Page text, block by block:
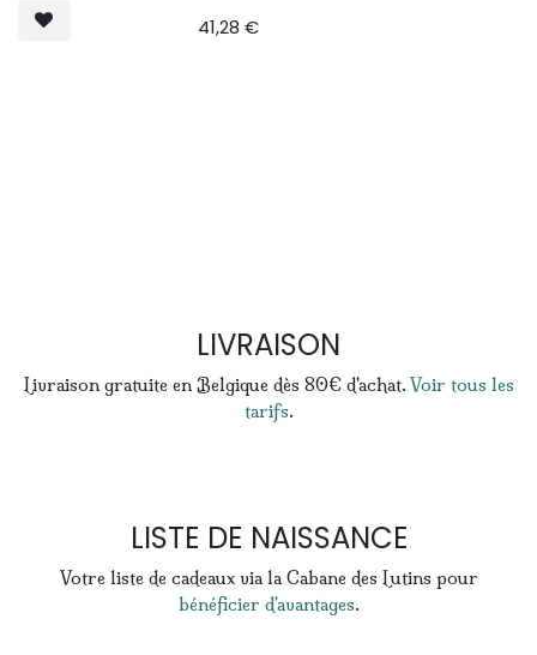
41,28 €
LIVRAISON
Livraison gratuite en Belgique dès 80€ d'achat. Voir tous les
tarifs.
LISTE DE NAISSANCE
Votre liste de cadeaux via la Cabane des Lutins pour
bénéficier d'avantages.